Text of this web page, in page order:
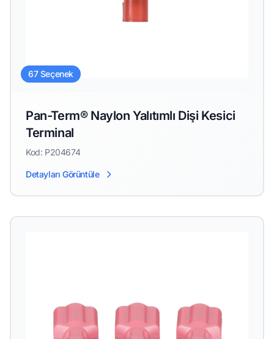
67 Seçenek
Pan-Term® Naylon Yalıtımlı Dişi Kesici
Terminal
Kod: P204674
Detayları Görüntüle